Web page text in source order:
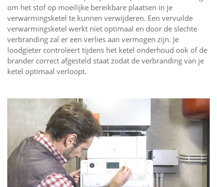
om het stof op moeilijke bereikbare plaatsen in je
verwarmingsketel te kunnen verwijderen. Een vervuilde
verwarmingsketel werkt niet optimaal en door de slechte
verbranding zal er een verlies aan vermogen zijn. Je
loodgieter controleert tijdens het ketel onderhoud ook of de
brander correct afgesteld staat zodat de verbranding van je
ketel optimaal verloopt.